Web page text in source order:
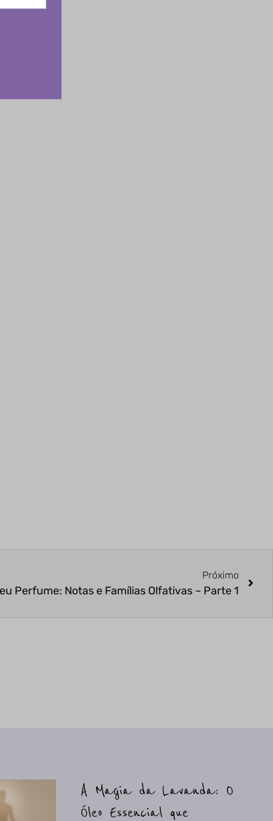
Próximo
Perfume: Notas e Famílias Olfativas – Parte 1
A Magia da Lavanda: O
Óleo Essencial que